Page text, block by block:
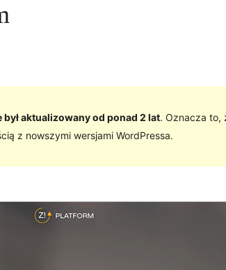
był aktualizowany od ponad 2 lat. Oznacza to,
z nowszymi wersjami WordPressa.